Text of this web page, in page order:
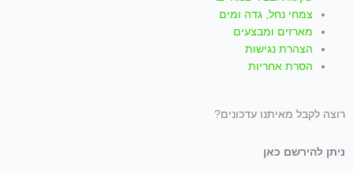
צמחי נחל, גדה ומים
מארזים ומבצעים
הצהרת נגישות
הסרת אחריות
רוצה לקבל מאיתנו עדכונים?
ניתן להירשם כאן